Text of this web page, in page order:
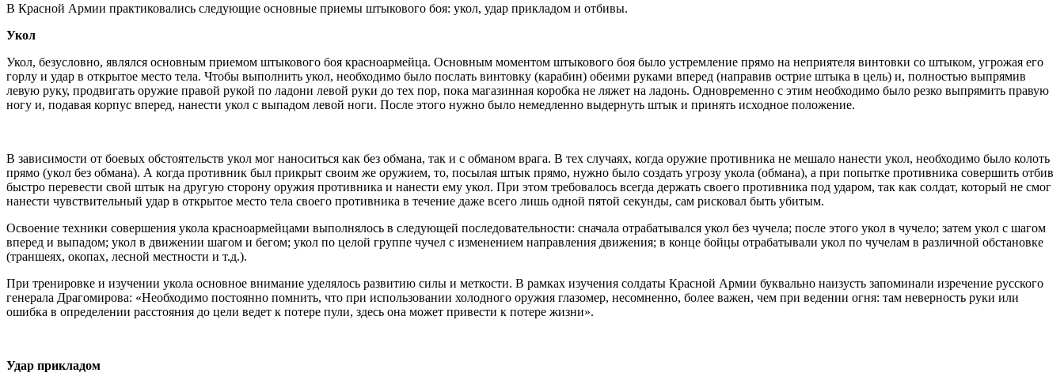
В Красной Армии практиковались следующие основные приемы штыкового боя: укол, удар прикладом и отбивы.
Укол
Укол, безусловно, являлся основным приемом штыкового боя красноармейца. Основным моментом штыкового боя было устремление прямо на неприятеля винтовки со штыком, угрожая его
горлу и удар в открытое место тела. Чтобы выполнить укол, необходимо было послать винтовку (карабин) обеими руками вперед (направив острие штыка в цель) и, полностью выпрямив
левую руку, продвигать оружие правой рукой по ладони левой руки до тех пор, пока магазинная коробка не ляжет на ладонь. Одновременно с этим необходимо было резко выпрямить правую
ногу и, подавая корпус вперед, нанести укол с выпадом левой ноги. После этого нужно было немедленно выдернуть штык и принять исходное положение.
В зависимости от боевых обстоятельств укол мог наноситься как без обмана, так и с обманом врага. В тех случаях, когда оружие противника не мешало нанести укол, необходимо было колоть
прямо (укол без обмана). А когда противник был прикрыт своим же оружием, то, посылая штык прямо, нужно было создать угрозу укола (обмана), а при попытке противника совершить отбив
быстро перевести свой штык на другую сторону оружия противника и нанести ему укол. При этом требовалось всегда держать своего противника под ударом, так как солдат, который не смог
нанести чувствительный удар в открытое место тела своего противника в течение даже всего лишь одной пятой секунды, сам рисковал быть убитым.
Освоение техники совершения укола красноармейцами выполнялось в следующей последовательности: сначала отрабатывался укол без чучела; после этого укол в чучело; затем укол с шагом
вперед и выпадом; укол в движении шагом и бегом; укол по целой группе чучел с изменением направления движения; в конце бойцы отрабатывали укол по чучелам в различной обстановке
(траншеях, окопах, лесной местности и т.д.).
При тренировке и изучении укола основное внимание уделялось развитию силы и меткости. В рамках изучения солдаты Красной Армии буквально наизусть запоминали изречение русского
генерала Драгомирова: «Необходимо постоянно помнить, что при использовании холодного оружия глазомер, несомненно, более важен, чем при ведении огня: там неверность руки или
ошибка в определении расстояния до цели ведет к потере пули, здесь она может привести к потере жизни».
Удар прикладом